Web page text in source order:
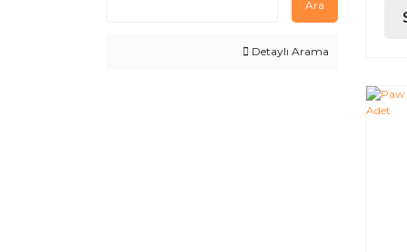
Ara
Detaylı Arama